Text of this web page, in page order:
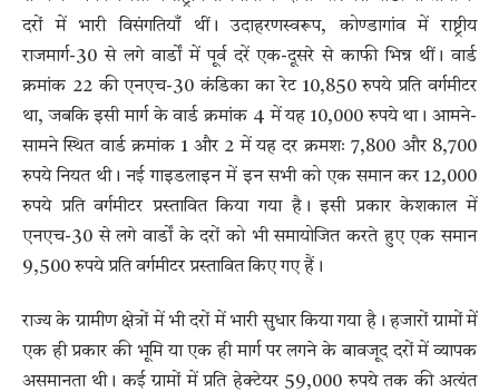
दरों में भारी विसंगतियाँ थीं। उदाहरणस्वरूप, कोण्डागांव में राष्ट्रीय
राजमार्ग-30 से लगे वार्डों में पूर्व दरें एक-दूसरे से काफी भिन्न थीं। वार्ड
क्रमांक 22 की एनएच-30 कंडिका का रेट 10,850 रुपये प्रति वर्गमीटर
था, जबकि इसी मार्ग के वार्ड क्रमांक 4 में यह 10,000 रुपये था। आमने-
सामने स्थित वार्ड क्रमांक 1 और 2 में यह दर क्रमशः 7,800 और 8,700
रुपये नियत थी। नई गाइडलाइन में इन सभी को एक समान कर 12,000
रुपये प्रति वर्गमीटर प्रस्तावित किया गया है। इसी प्रकार केशकाल में
एनएच-30 से लगे वार्डों के दरों को भी समायोजित करते हुए एक समान
9,500 रुपये प्रति वर्गमीटर प्रस्तावित किए गए हैं।
राज्य के ग्रामीण क्षेत्रों में भी दरों में भारी सुधार किया गया है। हजारों ग्रामों में
एक ही प्रकार की भूमि या एक ही मार्ग पर लगने के बावजूद दरों में व्यापक
असमानता थी। कई ग्रामों में प्रति हेक्टेयर 59,000 रुपये तक की अत्यंत